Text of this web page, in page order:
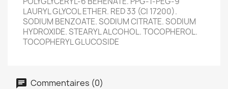
LAURYL GLYCOL ETHER. RED 33 (CI 17200).
SODIUM BENZOATE. SODIUM CITRATE. SODIUM
HYDROXIDE. STEARYL ALCOHOL. TOCOPHEROL.
TOCOPHERYL GLUCOSIDE
Commentaires (0)